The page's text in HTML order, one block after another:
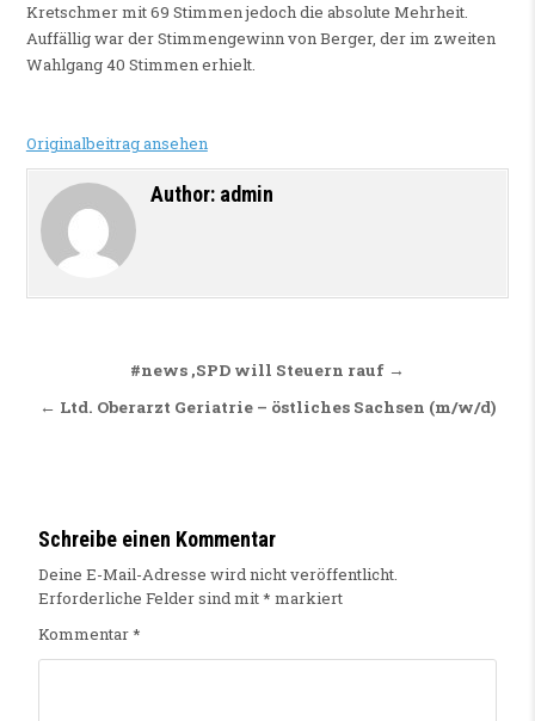
Kretschmer mit 69 Stimmen jedoch die absolute Mehrheit.
Auffällig war der Stimmengewinn von Berger, der im zweiten
Wahlgang 40 Stimmen erhielt.
Originalbeitrag ansehen
Author: admin
Beitragsnavigation
#news ,SPD will Steuern rauf →
← Ltd. Oberarzt Geriatrie – östliches Sachsen (m/w/d)
Schreibe einen Kommentar
Deine E-Mail-Adresse wird nicht veröffentlicht.
Erforderliche Felder sind mit* markiert
Kommentar*